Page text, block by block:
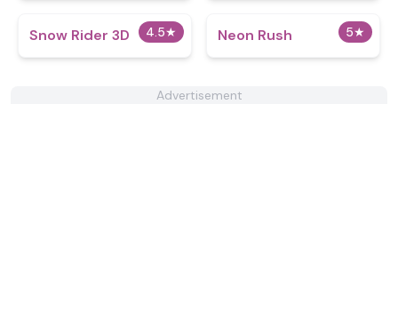
4.5★
Snow Rider 3D 5★
Neon Rush
Advertisement